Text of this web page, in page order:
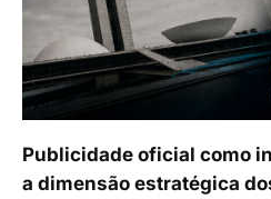
Publicidade oficial como
a dimensão estratégica